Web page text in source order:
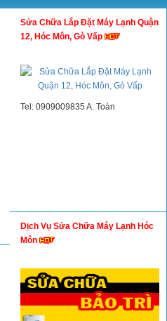
Sửa Chữa Lắp Đặt Máy Lạnh Quận
12, Hóc Môn, Gò Vấp
Tel: 0909009835 A. Toàn
Dịch Vụ Sửa Chữa Máy Lạnh Hóc
Môn